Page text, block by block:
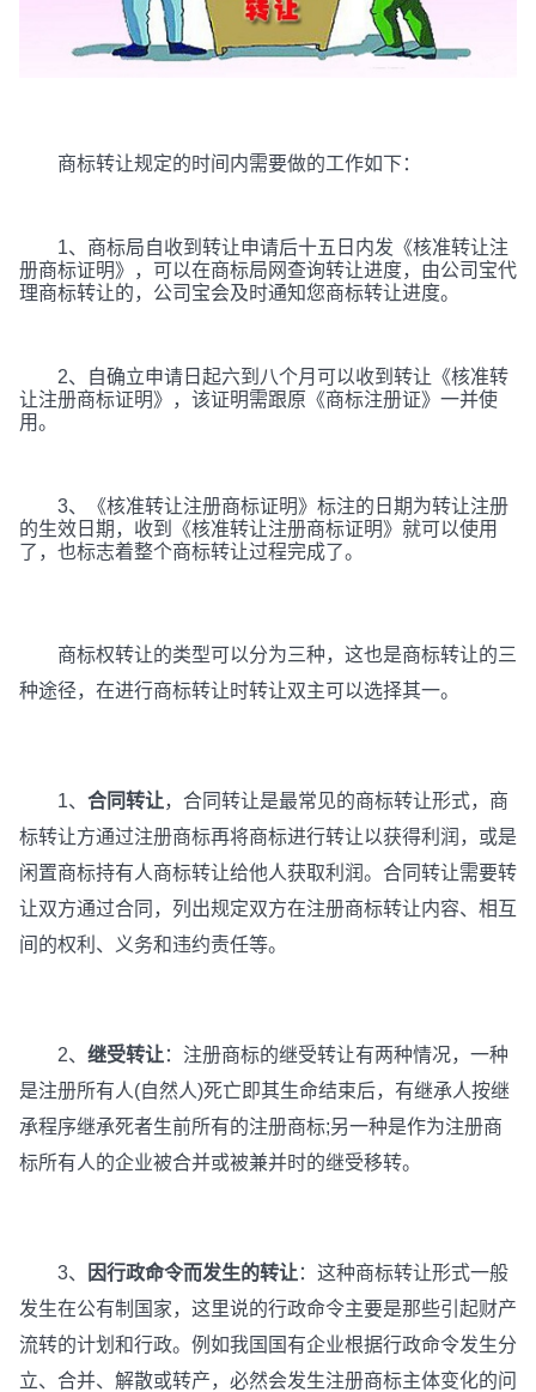
商标转让规定的时间内需要做的工作如下：
1、商标局自收到转让申请后十五日内发《核准转让注
册商标证明》，可以在商标局网查询转让进度，由公司宝代
理商标转让的，公司宝会及时通知您商标转让进度。
2、自确立申请日起六到八个月可以收到转让《核准转
让注册商标证明》，该证明需跟原《商标注册证》一并使
用。
3、《核准转让注册商标证明》标注的日期为转让注册
的生效日期，收到《核准转让注册商标证明》就可以使用
了，也标志着整个商标转让过程完成了。
商标权转让的类型可以分为三种，这也是商标转让的三
种途径，在进行商标转让时转让双主可以选择其一。
1、 合同转让，合同转让是最常见的商标转让形式，商
标转让方通过注册商标再将商标进行转让以获得利润，或是
闲置商标持有人商标转让给他人获取利润。合同转让需要转
让双方通过合同，列出规定双方在注册商标转让内容、相互
间的权利、义务和违约责任等。
2、 继受转让 ：注册商标的继受转让有两种情况，一种
是注册所有人(自然人)死亡即其生命结束后，有继承人按继
承程序继承死者生前所有的注册商标;另一种是作为注册商
标所有人的企业被合并或被兼并时的继受移转。
3、 因行政命令而发生的转让 ：这种商标转让形式一般
发生在公有制国家，这里说的行政命令主要是那些引起财产
流转的计划和行政。例如我国国有企业根据行政命令发生分
立、合并、解散或转产，必然会发生注册商标主体变化的问